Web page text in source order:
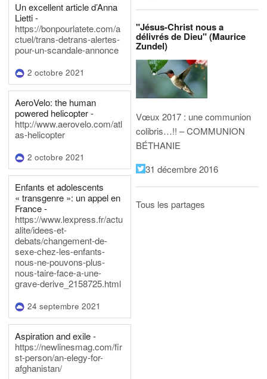
Un excellent article d’Anna
Lietti -
https://bonpourlatete.com/a
ctuel/trans-detrans-alertes-
pour-un-scandale-annonce
2 octobre 2021
AeroVelo: the human
powered helicopter -
http://www.aerovelo.com/atl
as-helicopter
2 octobre 2021
Enfants et adolescents
« transgenre »: un appel en
France -
https://www.lexpress.fr/actu
alite/idees-et-
debats/changement-de-
sexe-chez-les-enfants-
nous-ne-pouvons-plus-
nous-taire-face-a-une-
grave-derive_2158725.html
24 septembre 2021
Aspiration and exile -
https://newlinesmag.com/fir
st-person/an-elegy-for-
afghanistan/
"Jésus-Christ nous a
délivrés de Dieu" (Maurice
Zundel)
Vœux 2017 : une communion
colibris…!! – COMMUNION
BÉTHANIE
31 décembre 2016
Tous les partages